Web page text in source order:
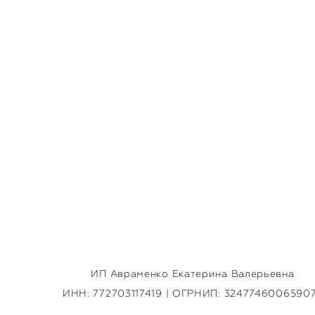
ИП Авраменко Екатерина Валерьевна
ИНН: 772703117419 | ОГРНИП: